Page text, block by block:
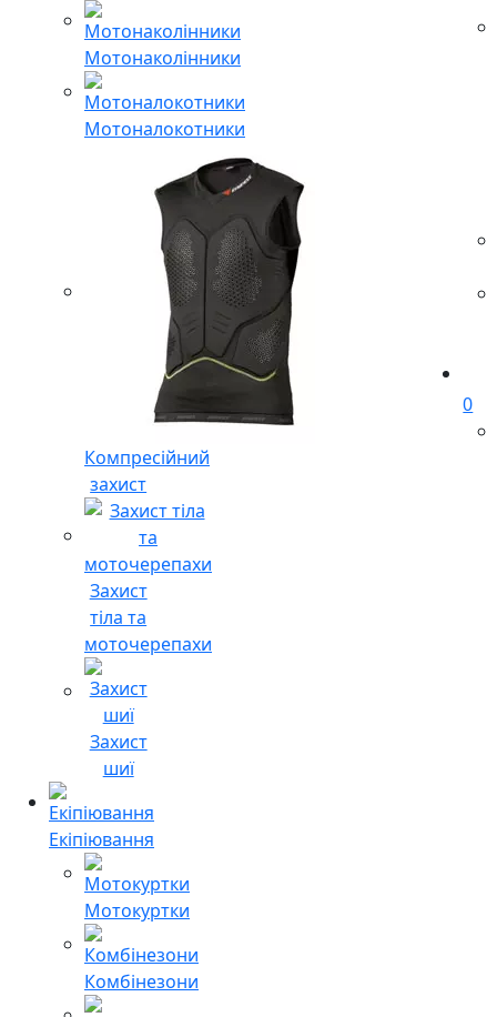
Мотонаколінники
Мотоналокотники
Компресійний
захист
Захист
тіла та
моточерепахи
Захист
шиї
Екіпіювання
Мотокуртки
Комбінезони
0